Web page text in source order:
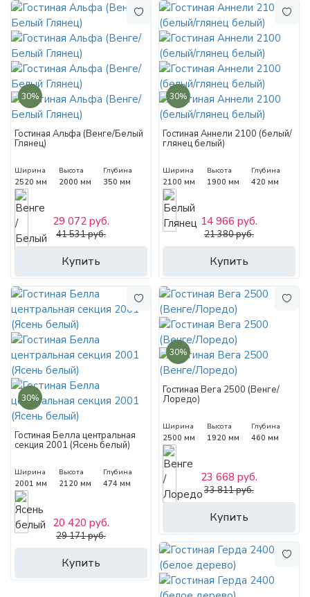
30%
Гостиная Альфа (Венге/Белый
Глянец)
Ширина
2520 мм
Высота
2000 мм
Глубина
350 мм
Купить
29 072 руб.
41 531 руб.
30%
Гостиная Аннели 2100 (белый/
глянец белый)
Ширина
2100 мм
Высота
1900 мм
Глубина
420 мм
Купить
14 966 руб.
21 380 руб.
30%
Гостиная Белла центральная
секция 2001 (Ясень белый)
Ширина
2001 мм
Высота
2120 мм
Глубина
474 мм
Купить
20 420 руб.
29 171 руб.
30%
Гостиная Вега 2500 (Венге/
Лоредо)
Ширина
2500 мм
Высота
1920 мм
Глубина
460 мм
Купить
23 668 руб.
33 811 руб.